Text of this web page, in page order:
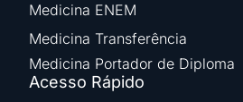
Medicina ENEM
Medicina Transferência
Medicina Portador de Diploma
Acesso Rápido